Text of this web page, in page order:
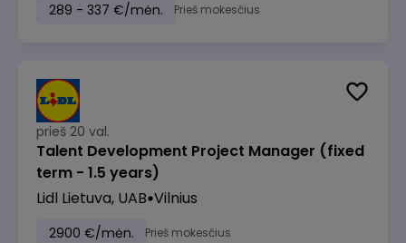
289 - 337 €/mėn. Prieš mokesčius
prieš 20 val.
Talent Development Project Manager (fixed
term - 1.5 years)
Lidl Lietuva, UAB Vilnius
2900 €/mėn. Prieš mokesčius